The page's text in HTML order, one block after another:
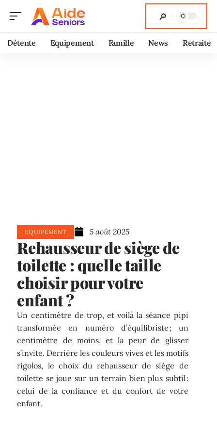
Détente Equipement Famille News Retraite
EQUIPEMENT 5 août 2025
Rehausseur de siège de
toilette : quelle taille
choisir pour votre
enfant ?
Un centimètre de trop, et voilà la séance pipi
transformée en numéro d’équilibriste ; un
centimètre de moins, et la peur de glisser
s’invite. Derrière les couleurs vives et les motifs
rigolos, le choix du rehausseur de siège de
toilette se joue sur un terrain bien plus subtil :
celui de la confiance et du confort de votre
enfant.